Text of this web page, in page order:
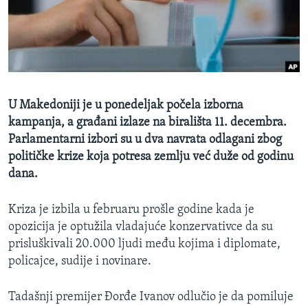
SPORT
INTERVJU
U Makedoniji je u ponedeljak počela izborna
kampanja, a građani izlaze na birališta 11. decembra.
Parlamentarni izbori su u dva navrata odlagani zbog
političke krize koja potresa zemlju već duže od godinu
dana.
Kriza je izbila u februaru prošle godine kada je
opozicija je optužila vladajuće konzervativce da su
prisluškivali 20.000 ljudi među kojima i diplomate,
policajce, sudije i novinare.
Tadašnji premijer Đorđe Ivanov odlučio je da pomiluje